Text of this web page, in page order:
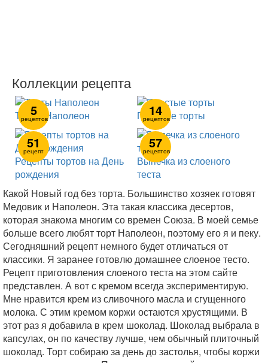
Коллекции рецепта
5
рецептов
Торты Наполеон 14
рецептов
Простые торты
51
рецепт
Рецепты тортов на День
рождения
57
рецептов
Выпечка из слоеного
теста
Какой Новый год без торта. Большинство хозяек готовят
Медовик и Наполеон. Эта такая классика десертов,
которая знакома многим со времен Союза. В моей семье
больше всего любят торт Наполеон, поэтому его я и пеку.
Сегодняшний рецепт немного будет отличаться от
классики. Я заранее готовлю домашнее слоеное тесто.
Рецепт приготовления слоеного теста на этом сайте
представлен. А вот с кремом всегда экспериментирую.
Мне нравится крем из сливочного масла и сгущенного
молока. С этим кремом коржи остаются хрустящими. В
этот раз я добавила в крем шоколад. Шоколад выбрала в
капсулах, он по качеству лучше, чем обычный плиточный
шоколад. Торт собираю за день до застолья, чтобы коржи